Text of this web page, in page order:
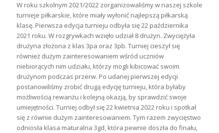
W roku szkolnym 2021/2022 zorganizowaliśmy w naszej szkole
turnieje piłkarskie, które miały wyłonić najlepszą piłkarską
klasę. Pierwsza edycja turnieju odbyła się 22 października
2021 roku. W rozgrywkach wzięło udział 8 drużyn. Zwyciężyła
drużyna złożona z klas 3pa oraz 3pb. Turniej cieszył się
również dużym zainteresowaniem wśród uczniów
niebiorących nim udziału, którzy mogli kibicować swoim
drużynom podczas przerw. Po udanej pierwszej edycji
postanowiliśmy zrobić drugą edycję turnieju, która byłaby
możliwością rewanżu i kolejną okazją, by sprawdzić swoje
umiejętności. Turniej odbył się 22 kwietnia 2022 roku i spotkał
się z równie dużym zainteresowaniem. Tym razem zwycięstwo
odniosła klasa maturalna 3gd, która pewnie doszła do finału,